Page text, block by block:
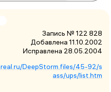
Запись № 122 828
Добавлена 11.10.2002
Исправлена 28.05.2004
DeepStorm.files/45-92/s
ass/ups/list.htm